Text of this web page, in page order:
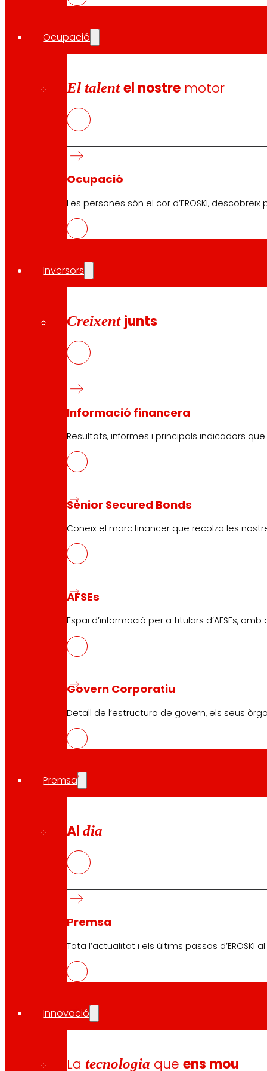
Ocupació
El talent el nostre motor
Ocupació
Les persones són el cor d’EROSKI,
Inversors
Creixent junts
Informació financera
Resultats, informes i principals indicadors
Sènior Secured Bonds
Coneix el marc financer que recolza les
AFSEs
Espai d’informació per a titulars d’AFSEs,
Govern Corporatiu
Detall de l’estructura de govern, els seus
Premsa
Aldia
Premsa
Tota l’actualitat i els últims passos d’EROSKI
Innovació
Latecnologia queens mou
Unió Europea en virtut de l’acord de subvenció núm.
Atenció al client:944 943 444. De dilluns a dissabte
EROSKI Corporatiu
Compromisos
Ocupació
Inversors
Innovació
Botigues EROSKI
Cercador de botigues
Obertura els dies festius
Electrònica
Electrodomèstics
Targeta EROSKI club Mastercard
Encàrrecs
Esdeveniments
Botigues en línia
Retirades de producte
Formes de pagament
Seguretat i confiança